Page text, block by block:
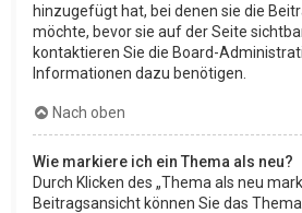
hinzugefügt hat, bei denen sie die
möchte, bevor sie auf der Seite
kontaktieren Sie die Board-
Informationen dazu benötigen.
Nach oben
Wie markiere ich ein Thema als neu?
Durch Klicken des „Thema als neu
Beitragsansicht können Sie das